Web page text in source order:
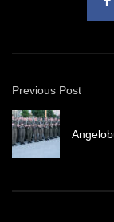
Previous Post